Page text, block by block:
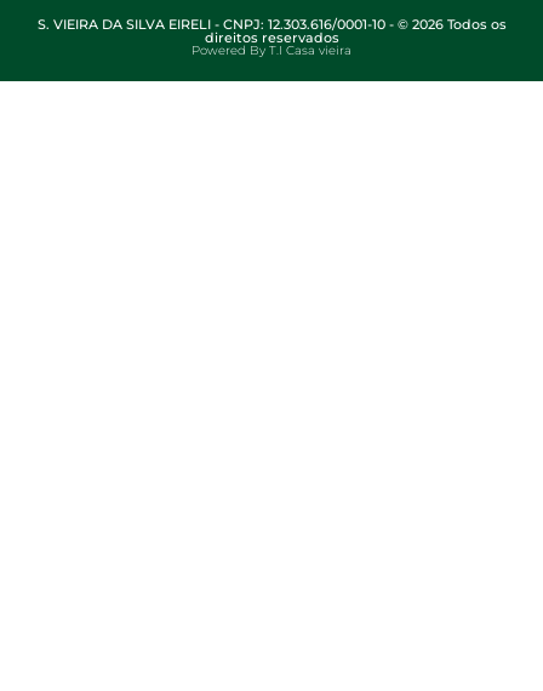
S. VIEIRA DA SILVA EIRELI - CNPJ: 12.303.616/0001-10 - © 2026 Todos os
direitos reservados
Powered By T.I Casa vieira